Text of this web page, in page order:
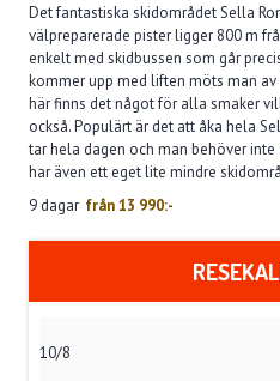
Det fantastiska skidområdet Sella
välpreparerade pister ligger 800 m
enkelt med skidbussen som går
kommer upp med liften möts man av
här finns det något för alla smaker
också. Populärt är det att åka hela
tar hela dagen och man behöver
har även ett eget lite mindre
9 dagar från13 990:-
10/8